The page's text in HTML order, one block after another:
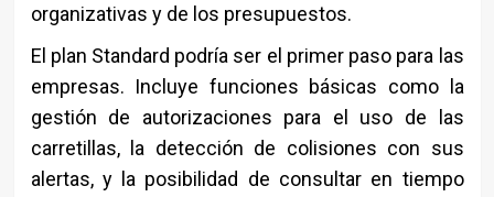
organizativas y de los presupuestos.
El plan Standard podría ser el primer paso para las
empresas. Incluye funciones básicas como la
gestión de autorizaciones para el uso de las
carretillas, la detección de colisiones con sus
alertas, y la posibilidad de consultar en tiempo